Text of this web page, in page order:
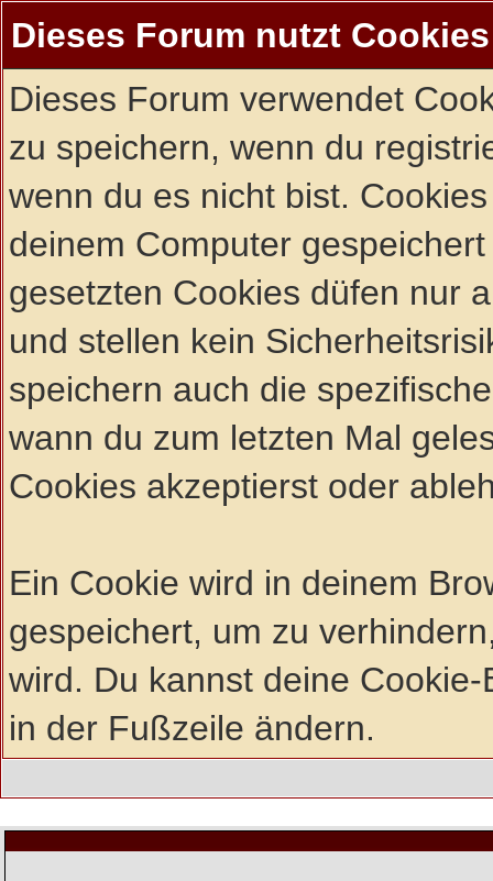
Dieses Forum nutzt Cookies
Dieses Forum verwendet
zu speichern, wenn du
wenn du es nicht bist.
deinem Computer
gesetzten Cookies düfen nur
und stellen kein
speichern auch die
wann du zum letzten Mal
Cookies akzeptierst oder
Ein Cookie wird in deinem
gespeichert, um zu
wird. Du kannst deine
in der Fußzeile ändern.